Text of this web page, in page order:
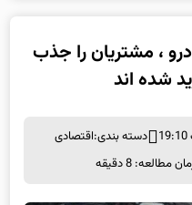
، مشتریان را جذب
شده اند
دسته بندی:اقتصادی
مطالعه: 8 دقیقه